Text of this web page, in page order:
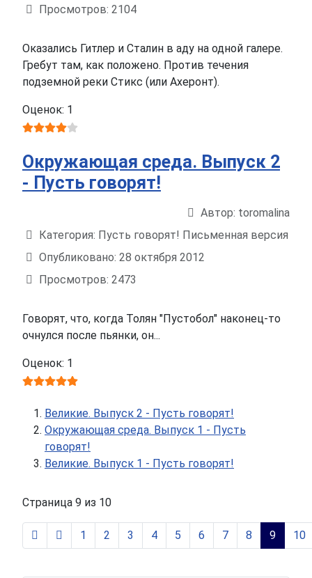
Просмотров: 2104
Оказались Гитлер и Сталин в аду на одной галере.
Гребут там, как положено. Против течения
подземной реки Стикс (или Ахеронт).
Оценок: 1
Окружающая среда. Выпуск 2
- Пусть говорят!
Автор: toromalina
Категория: Пусть говорят! Письменная версия
Опубликовано: 28 октября 2012
Просмотров: 2473
Говорят, что, когда Толян "Пустобол" наконец-то
очнулся после пьянки, он...
Оценок: 1
Великие. Выпуск 2 - Пусть говорят!
Окружающая среда. Выпуск 1 - Пусть
говорят!
Великие. Выпуск 1 - Пусть говорят!
Страница 9 из 10
1 2 3 4 5 6 7 8 9 10